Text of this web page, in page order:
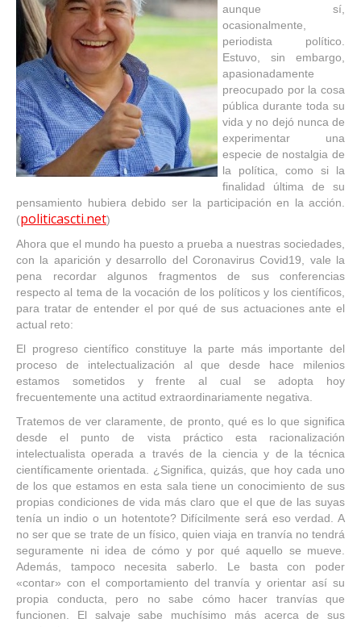
aunque sí,
ocasionalmente,
periodista político.
Estuvo, sin embargo,
apasionadamente
preocupado por la cosa
pública durante toda su
vida y no dejó nunca de
experimentar una
especie de nostalgia de
la política, como si la
finalidad última de su
pensamiento hubiera debido ser la participación en la acción.
(politicascti.net)
Ahora que el mundo ha puesto a prueba a nuestras sociedades,
con la aparición y desarrollo del Coronavirus Covid19, vale la
pena recordar algunos fragmentos de sus conferencias
respecto al tema de la vocación de los políticos y los científicos,
para tratar de entender el por qué de sus actuaciones ante el
actual reto:
El progreso científico constituye la parte más importante del
proceso de intelectualización al que desde hace milenios
estamos sometidos y frente al cual se adopta hoy
frecuentemente una actitud extraordinariamente negativa.
Tratemos de ver claramente, de pronto, qué es lo que significa
desde el punto de vista práctico esta racionalización
intelectualista operada a través de la ciencia y de la técnica
científicamente orientada. ¿Significa, quizás, que hoy cada uno
de los que estamos en esta sala tiene un conocimiento de sus
propias condiciones de vida más claro que el que de las suyas
tenía un indio o un hotentote? Difícilmente será eso verdad. A
no ser que se trate de un físico, quien viaja en tranvía no tendrá
seguramente ni idea de cómo y por qué aquello se mueve.
Además, tampoco necesita saberlo. Le basta con poder
«contar» con el comportamiento del tranvía y orientar así su
propia conducta, pero no sabe cómo hacer tranvías que
funcionen. El salvaje sabe muchísimo más acerca de sus